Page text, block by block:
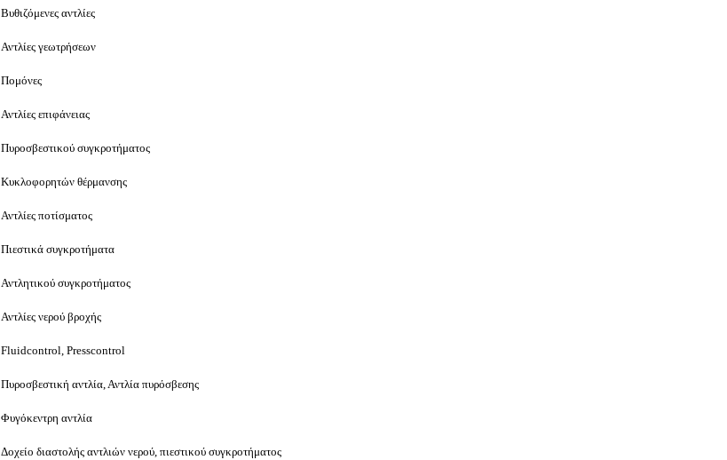
Βυθιζόμενες αντλίες
Αντλίες γεωτρήσεων
Πομόνες
Αντλίες επιφάνειας
Πυροσβεστικού συγκροτήματος
Κυκλοφορητών θέρμανσης
Αντλίες ποτίσματος
Πιεστικά συγκροτήματα
Αντλητικού συγκροτήματος
Αντλίες νερού βροχής
Fluidcontrol, Presscontrol
Πυροσβεστική αντλία, Αντλία πυρόσβεσης
Φυγόκεντρη αντλία
Δοχείο διαστολής αντλιών νερού, πιεστικού συγκροτήματος